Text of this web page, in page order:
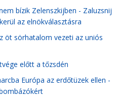
bízik Zelenszkijben - Zaluzsnij
az elnökválasztásra
öt sörhatalom vezeti az uniós
előtt a tőzsdén
Európa az erdőtüzek ellen -